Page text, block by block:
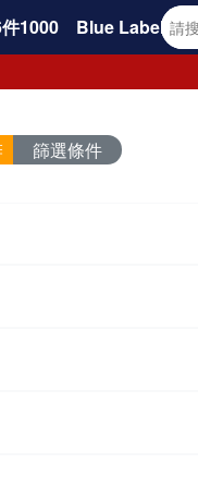
1000
Blue Label
篩選條件